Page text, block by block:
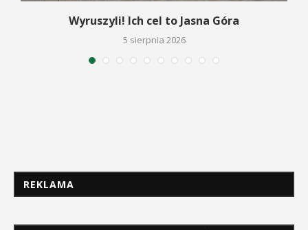
Wyruszyli! Ich cel to Jasna Góra
5 sierpnia 2026
REKLAMA